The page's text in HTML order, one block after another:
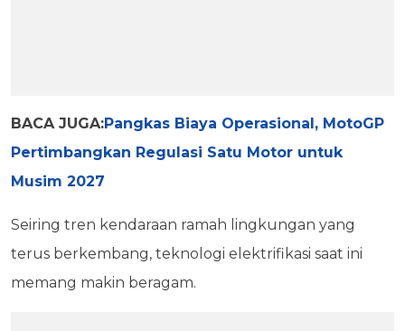
BACA JUGA:Pangkas Biaya Operasional, MotoGP
Pertimbangkan Regulasi Satu Motor untuk
Musim 2027
Seiring tren kendaraan ramah lingkungan yang
terus berkembang, teknologi elektrifikasi saat ini
memang makin beragam.